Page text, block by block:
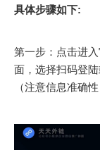
具体步骤如下:
第一步：点击进
面，选择扫码登
（注意信息准确